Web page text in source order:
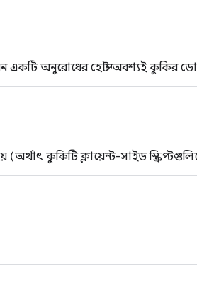
একটি অনুরোধের হোস্ট অবশ্যই কুকির
(অর্থাৎ কুকিটি ক্লায়েন্ট-সাইড